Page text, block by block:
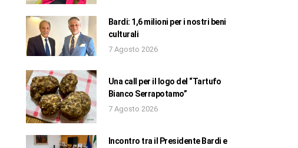
Bardi: 1,6 milioni per i nostri beni
culturali
7 Agosto 2026
Una call per il logo del “Tartufo
Bianco Serrapotamo”
7 Agosto 2026
Incontro tra il Presidente Bardi e